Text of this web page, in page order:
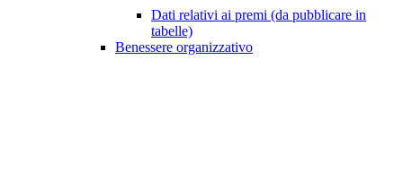
Dati relativi ai premi (da pubblicare in
tabelle)
Benessere organizzativo